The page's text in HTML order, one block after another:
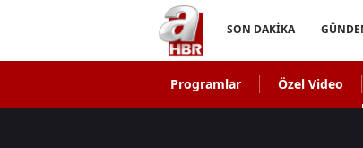
SON DAKİKA
Programlar Özel Video